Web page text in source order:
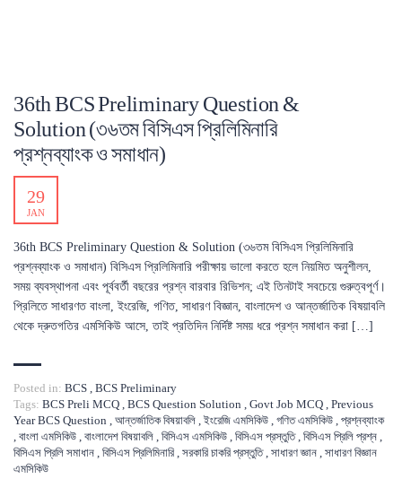
36th BCS Preliminary Question &
Solution (৩৬তম বিসিএস প্রিলিমিনারি
প্রশ্নব্যাংক ও সমাধান)
29
JAN
36th BCS Preliminary Question & Solution (৩৬তম বিসিএস প্রিলিমিনারি
প্রশ্নব্যাংক ও সমাধান) বিসিএস প্রিলিমিনারি পরীক্ষায় ভালো করতে হলে নিয়মিত অনুশীলন,
সময় ব্যবস্থাপনা এবং পূর্ববর্তী বছরের প্রশ্ন বারবার রিভিশন; এই তিনটাই সবচেয়ে গুরুত্বপূর্ণ।
প্রিলিতে সাধারণত বাংলা, ইংরেজি, গণিত, সাধারণ বিজ্ঞান, বাংলাদেশ ও আন্তর্জাতিক বিষয়াবলি
থেকে দ্রুতগতির এমসিকিউ আসে, তাই প্রতিদিন নির্দিষ্ট সময় ধরে প্রশ্ন সমাধান করা […]
Posted in: BCS , BCS Preliminary
Tags: BCS Preli MCQ , BCS Question Solution , Govt Job MCQ , Previous
Year BCS Question , আন্তর্জাতিক বিষয়াবলি , ইংরেজি এমসিকিউ , গণিত এমসিকিউ , প্রশ্নব্যাংক
, বাংলা এমসিকিউ , বাংলাদেশ বিষয়াবলি , বিসিএস এমসিকিউ , বিসিএস প্রস্তুতি, বিসিএস প্রিলি প্রশ্ন ,
বিসিএস প্রিলি সমাধান , বিসিএস প্রিলিমিনারি , সরকারি চাকরি প্রস্তুতি, সাধারণ জ্ঞান , সাধারণ বিজ্ঞান
এমসিকিউ